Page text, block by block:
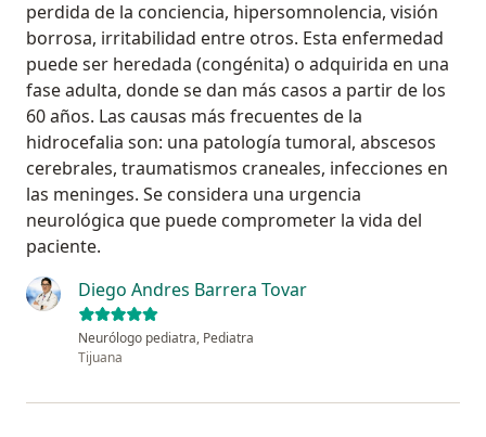
perdida de la conciencia, hipersomnolencia, visión
borrosa, irritabilidad entre otros. Esta enfermedad
puede ser heredada (congénita) o adquirida en una
fase adulta, donde se dan más casos a partir de los
60 años. Las causas más frecuentes de la
hidrocefalia son: una patología tumoral, abscesos
cerebrales, traumatismos craneales, infecciones en
las meninges. Se considera una urgencia
neurológica que puede comprometer la vida del
paciente.
Diego Andres Barrera Tovar
Neurólogo pediatra, Pediatra
Tijuana